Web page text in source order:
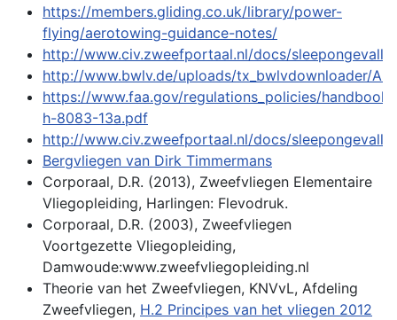
https://members.gliding.co.uk/library/power-
flying/aerotowing-guidance-notes/
http://www.civ.zweefportaal.nl/docs/
http://www.bwlv.de/uploads/tx_bwlvdownloader/
https://www.faa.gov/regulations_policies/
h-8083-13a.pdf
http://www.civ.zweefportaal.nl/docs/
Bergvliegen van Dirk Timmermans
Corporaal, D.R. (2013), Zweefvliegen Elementaire
Vliegopleiding, Harlingen: Flevodruk.
Corporaal, D.R. (2003), Zweefvliegen
Voortgezette Vliegopleiding,
Damwoude:www.zweefvliegopleiding.nl
Theorie van het Zweefvliegen, KNVvL, Afdeling
Zweefvliegen, H.2 Principes van het vliegen 2012